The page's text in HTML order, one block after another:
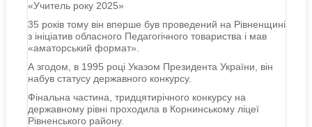
«Учитель року 2025»
35 років тому він вперше був проведений на Рівненщині
з ініціатив обласного Педагогічного товариства і мав
«аматорський формат».
А згодом, в 1995 році Указом Президента України, він
набув статусу державного конкурсу.
Фінальна частина, тридцятирічного конкурсу на
державному рівні проходила в Корнинському ліцеї
Рівненського району.